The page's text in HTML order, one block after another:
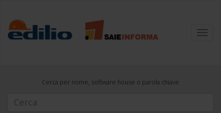
Cerca per nome, software house o parola chiave